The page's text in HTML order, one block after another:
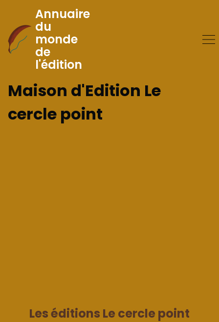
Skip
to
Content
Annuaire
du
monde
de
l'édition
Maison d'Edition Le
cercle point
Les éditions Le cercle point